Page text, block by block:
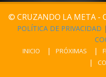
© CRUZANDO LA META -
POLÍTICA DE PRIVACIDAD |
INICIO PRÓXIMAS